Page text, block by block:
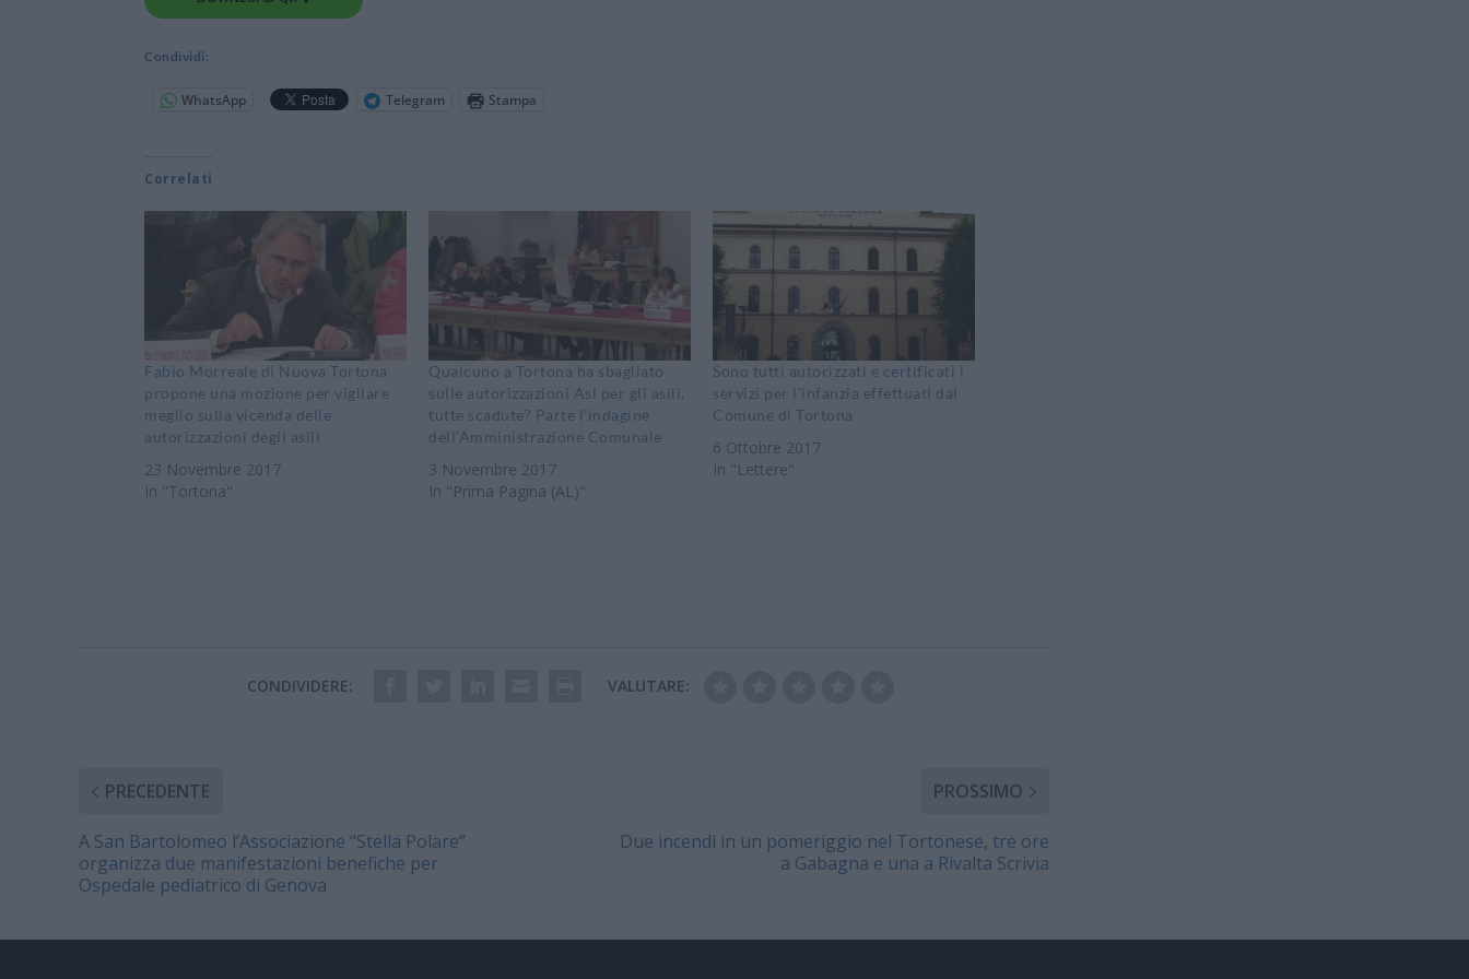
Condividi:
WhatsApp Telegram Stampa
Correlati
Fabio Morreale di Nuova Tortona
propone una mozione per vigilare
meglio sulla vicenda delle
autorizzazioni degli asili
23 Novembre 2017
In "Tortona"
Qualcuno a Tortona ha sbagliato
sulle autorizzazioni Asl per gli asili,
tutte scadute? Parte l’indagine
dell’Amministrazione Comunale
3 Novembre 2017
In "Prima Pagina (AL)"
Sono tutti autorizzati e certificati i
servizi per l’infanzia effettuati dal
Comune di Tortona
6 Ottobre 2017
In "Lettere"
CONDIVIDERE: VALUTARE:
PRECEDENTE
A San Bartolomeo l’Associazione “Stella Polare”
organizza due manifestazioni benefiche per
Ospedale pediatrico di Genova
PROSSIMO
Due incendi in un pomeriggio nel Tortonese, tre ore
a Gabagna e una a Rivalta Scrivia